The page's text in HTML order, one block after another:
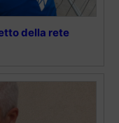
della rete